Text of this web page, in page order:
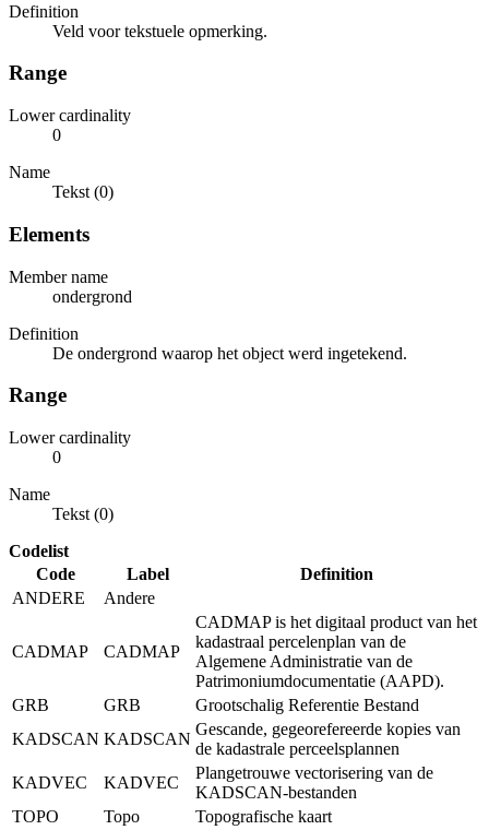
Definition
Veld voor tekstuele opmerking.
Range
Lower cardinality
0
Name
Tekst (0)
Elements
Member name
ondergrond
Definition
De ondergrond waarop het object werd ingetekend.
Range
Lower cardinality
0
Name
Tekst (0)
Codelist
Code
Label
Definition
ANDERE
Andere
CADMAP CADMAP
CADMAP is het digitaal product van het
kadastraal percelenplan van de
Algemene Administratie van de
Patrimoniumdocumentatie (AAPD).
GRB
GRB
Grootschalig Referentie Bestand
KADSCAN KADSCAN
Gescande, gegeorefereerde kopies van
de kadastrale perceelsplannen
KADVEC
KADVEC
Plangetrouwe vectorisering van de
KADSCAN-bestanden
TOPO
Topo
Topografische kaart